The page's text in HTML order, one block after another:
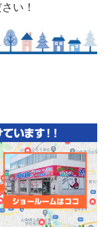
い！